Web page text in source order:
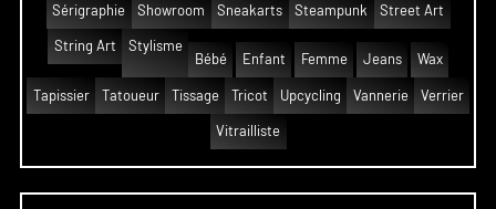
Sérigraphie Showroom Sneakarts Steampunk Street Art
String Art
Stylisme
Bébé
Enfant Femme Jeans Wax
Tapissier Tatoueur Tissage Tricot Upcycling Vannerie Verrier
Vitrailliste